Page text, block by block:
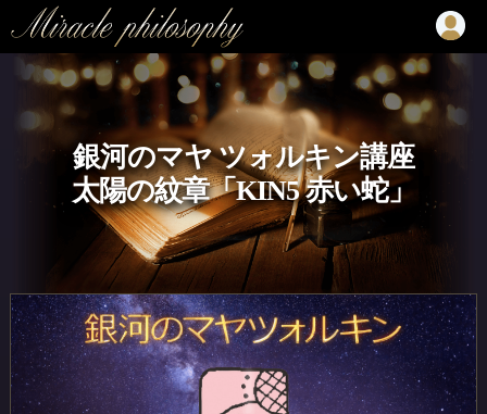
銀河のマヤ ツォルキン講座
太陽の紋章「KIN5 赤い蛇」